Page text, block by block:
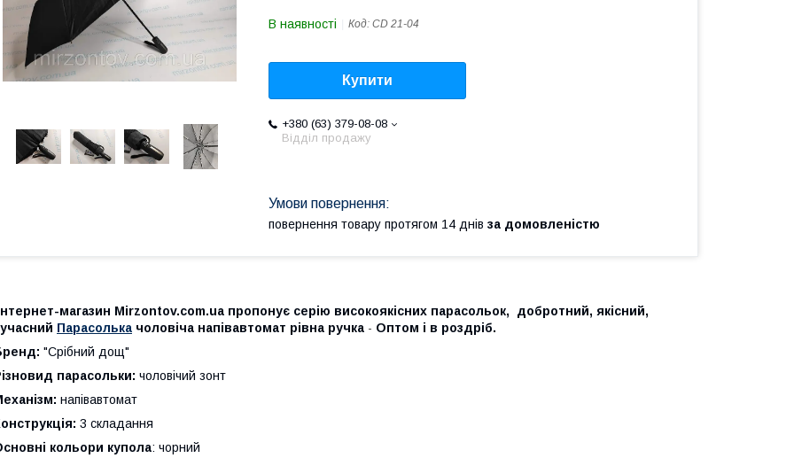
В наявності Код: CD 21-04
Купити
+380 (63) 379-08-08
Відділ продажу
повернення товару протягом 14 днів за домовленістю
магазин Mirzontov.com.ua пропонує серію високоякісних парасольок, добротний, якісний,
Парасолька чоловіча напівавтомат рівна ручка - Оптом і в роздріб.
"Срібний дощ"
парасольки: чоловічий зонт
напівавтомат
3 складання
кольори купола: чорний